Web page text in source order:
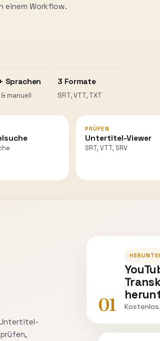
einem Workflow.
Sprachen
manuell
3 Formate
SRT, VTT, TXT
PRÜFEN
Untertitel-Viewer
SRT, VTT, SRV
01